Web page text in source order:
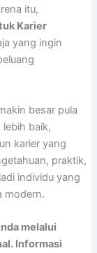
itu,
Karier
yang ingin
besar pula
baik,
karier yang
praktik,
individu yang
modern.
melalui
Informasi